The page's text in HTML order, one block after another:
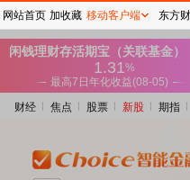
财经 焦点 股票 新股 期指
网站首页 加收藏 移动客户端 东方